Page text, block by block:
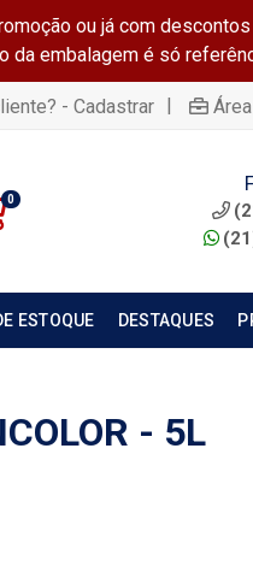
ou já com
da embalagem é só
- Cadastrar |
0
ESTOQUE DESTAQUES
- 5L